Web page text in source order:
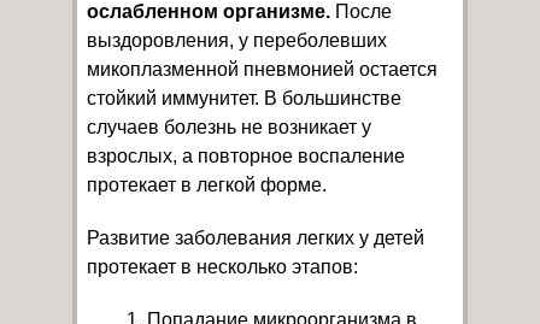
ослабленном организме. После
выздоровления, у переболевших
микоплазменной пневмонией остается
стойкий иммунитет. В большинстве
случаев болезнь не возникает у
взрослых, а повторное воспаление
протекает в легкой форме.
Развитие заболевания легких у детей
протекает в несколько этапов: